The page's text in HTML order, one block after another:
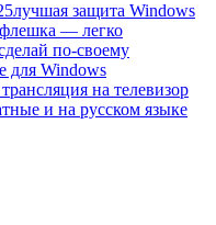
лучшая защита Windows
флешка — легко
по-своему
для Windows
на телевизор
и на русском языке